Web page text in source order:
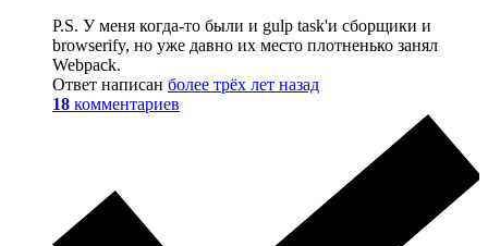
P.S. У меня когда-то были и gulp task'и сборщики и
browserify, но уже давно их место плотненько занял
Webpack.
Ответ написан более трёх лет назад
18 комментариев